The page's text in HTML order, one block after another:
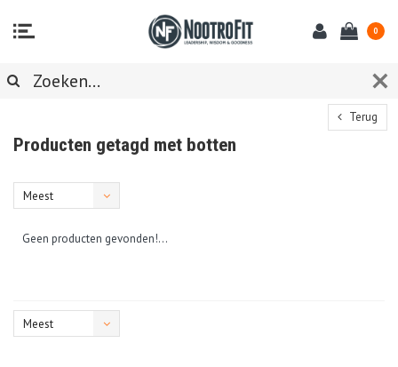
0
Terug
Producten getagd met botten
Meest
Geen producten gevonden!...
Meest